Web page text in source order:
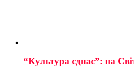
“Культура єднає”: на